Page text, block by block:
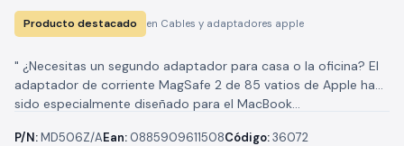
Producto destacado en Cables y adaptadores apple
" ¿Necesitas un segundo adaptador para casa o la oficina? El
adaptador de corriente MagSafe 2 de 85 vatios de Apple ha
sido especialmente diseñado para el MacBook...
P/N:MD506Z/AEan: 0885909611508Código:36072